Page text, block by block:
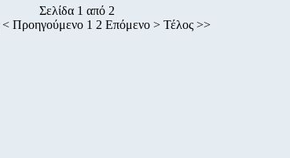
Σελίδα 1 από 2
< Προηγούμενο 1 2 Επόμενο > Τέλος >>